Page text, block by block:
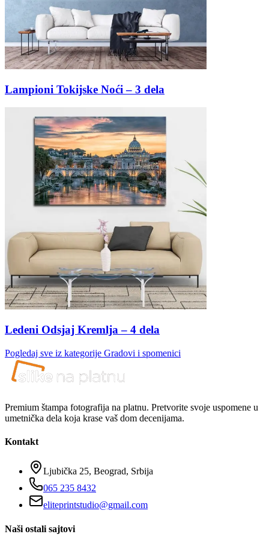
Lampioni Tokijske Noći – 3 dela
Ledeni Odsjaj Kremlja – 4 dela
Pogledaj sve iz kategorije Gradovi i spomenici
Premium štampa fotografija na platnu. Pretvorite svoje uspomene u
umetnička dela koja krase vaš dom decenijama.
Kontakt
Ljubička 25, Beograd, Srbija
065 235 8432
eliteprintstudio@gmail.com
Naši ostali sajtovi